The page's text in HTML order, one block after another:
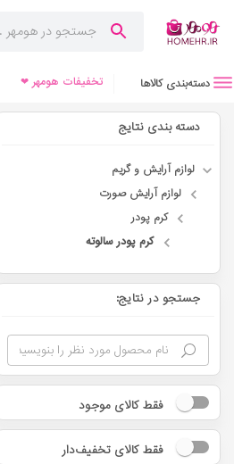
دسته‌بندی کالاها تخفیفات هومهر ❤
دسته بندی نتایج
لوازم آرایش و گریم
لوازم آرایش صورت
کرم پودر
کرم پودر سالوته
جستجو در نتایج:
فقط کالای موجود
فقط کالای تخفیف‌دار